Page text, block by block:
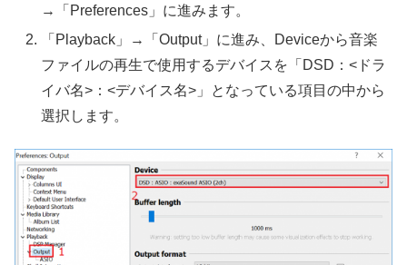
→「Preferences」に進みます。
「Playback」→「Output」に進み、Deviceから音楽
ファイルの再生で使用するデバイスを「DSD：<ドラ
イバ名>：<デバイス名>」となっている項目の中から
選択します。